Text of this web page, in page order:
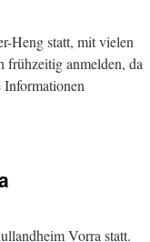
Heng statt, mit vielen
frühzeitig anmelden, da
Informationen
Vorra statt.